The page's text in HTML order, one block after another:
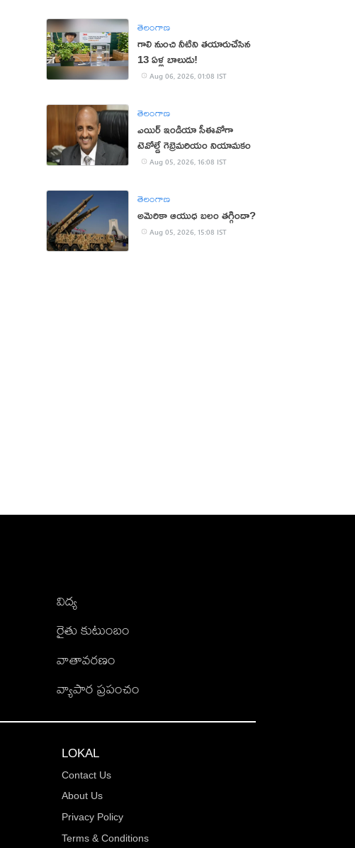
తెలంగాణ
గాలి నుంచి నీటిని తయారుచేసిన
13 ఏళ్ల బాలుడు!
Aug 06, 2026, 01:08 IST
తెలంగాణ
ఎయిర్ ఇండియా సీఈవోగా
టెవోల్డే గెబ్రెమరియం నియామకం
Aug 05, 2026, 16:08 IST
తెలంగాణ
అమెరికా ఆయుధ బలం తగ్గిందా?
Aug 05, 2026, 15:08 IST
విద్య
రైతు కుటుంబం
వాతావరణం
వ్యాపార ప్రపంచం
LOKAL
Contact Us
About Us
Privacy Policy
Terms & Conditions